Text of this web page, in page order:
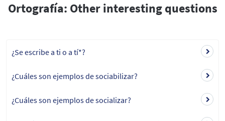
Ortografía: Other interesting questions
¿Se escribe a ti o a tí*?
¿Cuáles son ejemplos de sociabilizar?
¿Cuáles son ejemplos de socializar?